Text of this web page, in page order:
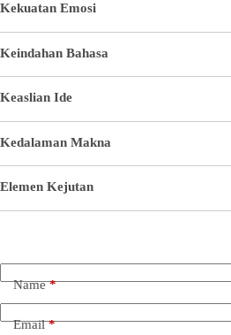
Kekuatan Emosi
Keindahan Bahasa
Keaslian Ide
Kedalaman Makna
Elemen Kejutan
Name*
Email*